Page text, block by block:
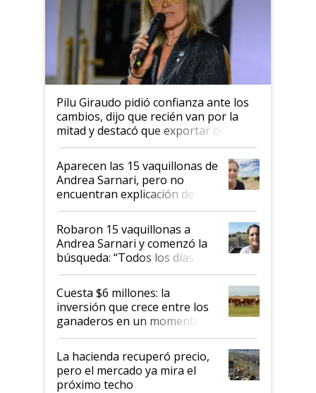
Pilu Giraudo pidió confianza ante los
cambios, dijo que recién van por la
mitad y destacó que exportar dejó de
ser "para unos pocos": "Tenemos un
mandato muy claro del gobierno
nacional"
Aparecen las 15 vaquillonas de
Andrea Sarnari, pero no
encuentran explicación de
cómo llegaron allí
Robaron 15 vaquillonas a
Andrea Sarnari y comenzó la
búsqueda: “Todos los días le
toca a algún productor”
Cuesta $6 millones: la
inversión que crece entre los
ganaderos en un momento
histórico para la actividad
La hacienda recuperó precio,
pero el mercado ya mira el
próximo techo